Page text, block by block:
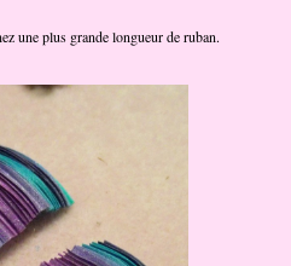
une plus grande longueur de ruban.